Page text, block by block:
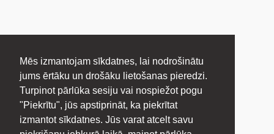
Mēs izmantojam sīkdatnes, lai nodrošinātu
jums ērtāku un drošāku lietošanas pieredzi.
Turpinot pārlūka sesiju vai nospiežot pogu
"Piekrītu", jūs apstiprināt, ka piekrītat
izmantot sīkdatnes. Jūs varat atcelt savu